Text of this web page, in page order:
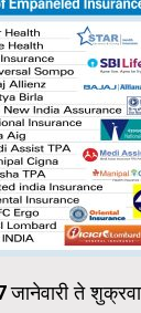
जानेवारी ते